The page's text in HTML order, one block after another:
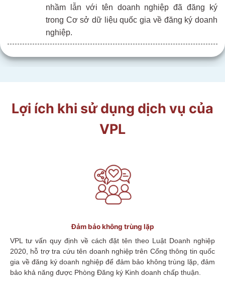
nhầm lẫn với tên doanh nghiệp đã đăng ký
trong Cơ sở dữ liệu quốc gia về đăng ký doanh
nghiệp.
Lợi ích khi sử dụng dịch vụ của
VPL
Đảm bảo không trùng lặp
VPL tư vấn quy định về cách đặt tên theo Luật Doanh nghiệp
2020, hỗ trợ tra cứu tên doanh nghiệptrên Cổng thông tin quốc
gia về đăng ký doanh nghiệp để đảm bảo không trùng lặp, đảm
bảo khả năng được Phòng Đăng ký Kinh doanh chấp thuận.